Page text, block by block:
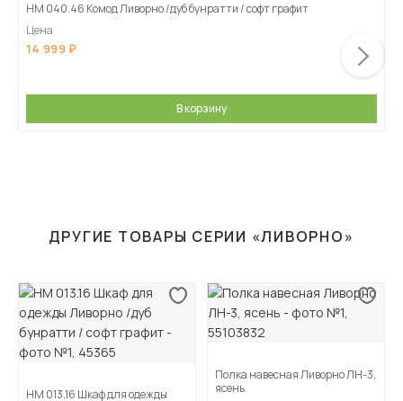
НМ 040.46 Комод Ливорно /дуб бунратти / софт графит
Цена
14 999
В корзину
ДРУГИЕ ТОВАРЫ СЕРИИ «ЛИВОРНО»
НМ 013.16 Шкаф для одежды
Полка навесная Ливорно ЛН-3,
ясень